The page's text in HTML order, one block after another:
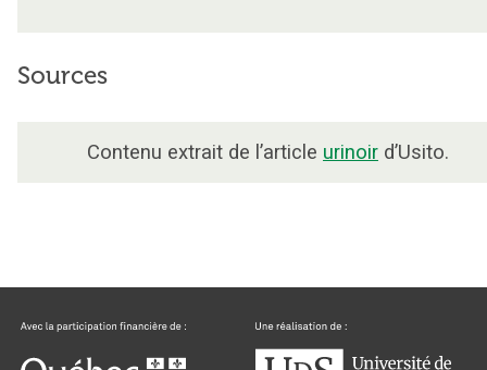
Sources
Contenu extrait de l’article urinoir d’Usito.